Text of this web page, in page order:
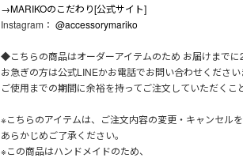
→MARIKOのこだわり[公式サイト]
Instagram： @accessorymariko
◆こちらの商品はオーダーアイテムのため お届けまでに
お急ぎの方は公式LINEかお電話でお問い合わせください
ご使用までの期間に余裕を持ってご注文していただくこ
※こちらのアイテムは、ご注文内容の変更・キャンセルを
あらかじめご了承ください。
※この商品はハンドメイドのため、